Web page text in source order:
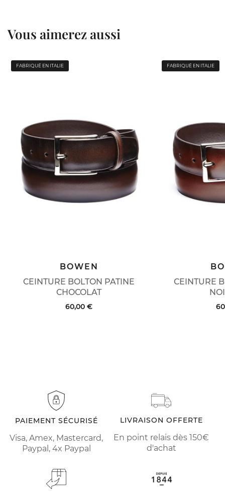
Vous aimerez aussi
FABRIQUÉ EN ITALIE
CEINTURE BOLTON PATINE
CHOCOLAT
BOWEN
60,00 €
FABRIQUÉ EN ITALIE
CEINTURE
PAIEMENT SÉCURISÉ
Visa, Amex, Mastercard,
Paypal, 4x Paypal
LIVRAISON OFFERTE
En point relais dès 150€
d'achat